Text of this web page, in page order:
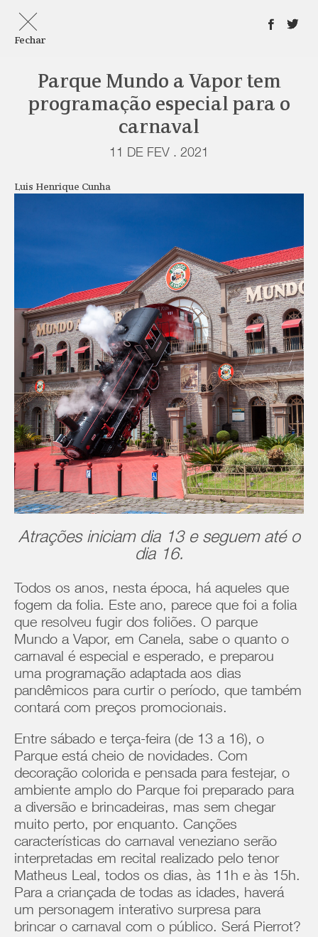
Fechar
Parque Mundo a Vapor tem
programação especial para o
carnaval
11 DE FEV . 2021
Luis Henrique Cunha
Atrações iniciam dia 13 e seguem até o
dia 16.
Todos os anos, nesta época, há aqueles que
fogem da folia. Este ano, parece que foi a folia
que resolveu fugir dos foliões. O parque
Mundo a Vapor, em Canela, sabe o quanto o
carnaval é especial e esperado, e preparou
uma programação adaptada aos dias
pandêmicos para curtir o período, que também
contará com preços promocionais.
Entre sábado e terça-feira (de 13 a 16), o
Parque está cheio de novidades. Com
decoração colorida e pensada para festejar, o
ambiente amplo do Parque foi preparado para
a diversão e brincadeiras, mas sem chegar
muito perto, por enquanto. Canções
características do carnaval veneziano serão
interpretadas em recital realizado pelo tenor
Matheus Leal, todos os dias, às 11h e às 15h.
Para a criançada de todas as idades, haverá
um personagem interativo surpresa para
brincar o carnaval com o público. Será Pierrot?